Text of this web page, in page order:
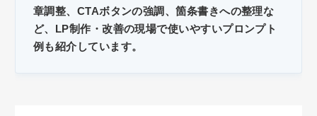
章調整、CTAボタンの強調、箇条書きへの整理な
ど、LP制作・改善の現場で使いやすいプロンプト
例も紹介しています。